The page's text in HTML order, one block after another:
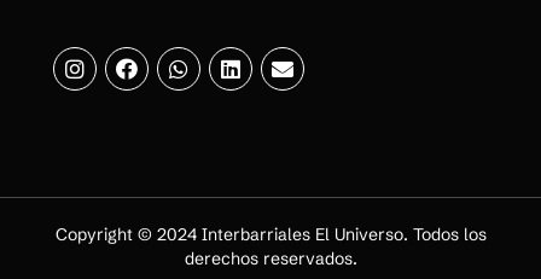
Copyright © 2024 Interbarriales El Universo. Todos los
derechos reservados.